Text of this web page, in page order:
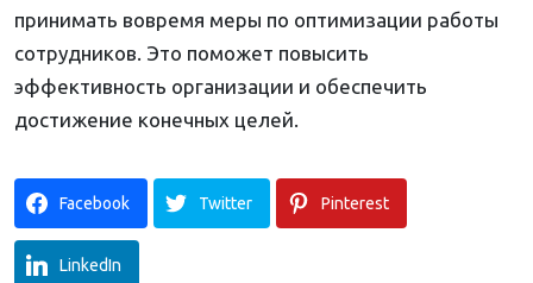
принимать вовремя меры по оптимизации работы
сотрудников. Это поможет повысить
эффективность организации и обеспечить
достижение конечных целей.
Facebook Twitter Pinterest
LinkedIn